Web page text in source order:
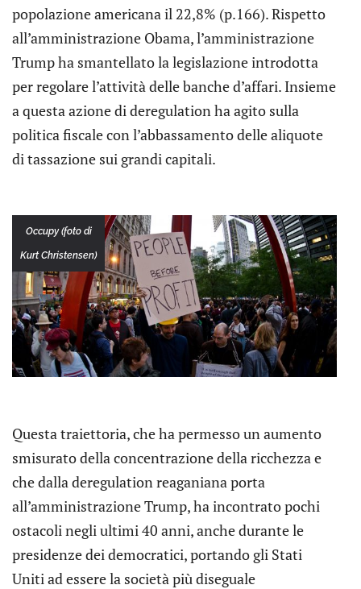
popolazione americana il 22,8% (p.166). Rispetto
all’amministrazione Obama, l’amministrazione
Trump ha smantellato la legislazione introdotta
per regolare l’attività delle banche d’affari. Insieme
a questa azione di deregulation ha agito sulla
politica fiscale con l’abbassamento delle aliquote
di tassazione sui grandi capitali.
Occupy (foto di
Kurt Christensen)
Questa traiettoria, che ha permesso un aumento
smisurato della concentrazione della ricchezza e
che dalla deregulation reaganiana porta
all’amministrazione Trump, ha incontrato pochi
ostacoli negli ultimi 40 anni, anche durante le
presidenze dei democratici, portando gli Stati
Uniti ad essere la società più diseguale